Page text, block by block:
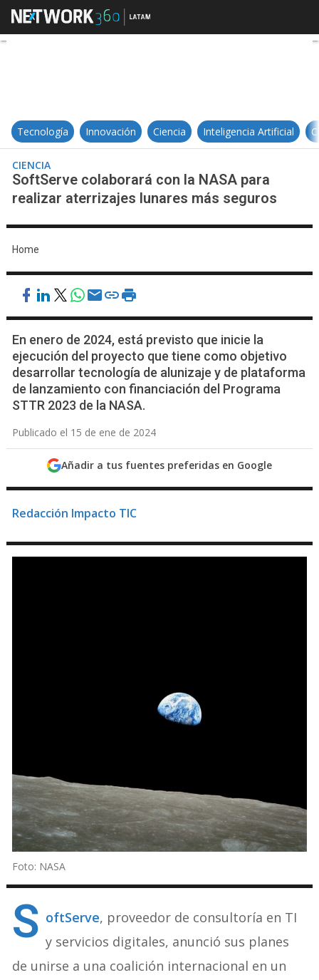
SoftServe colaborará con la
Tecnología Innovación Ciencia Inteligencia Artificial
CIENCIA
SoftServe colaborará con la NASA para
realizar aterrizajes lunares más seguros
Home
En enero de 2024, está previsto que inicie la
ejecución del proyecto que tiene como objetivo
desarrollar tecnología de alunizaje y de plataforma
de lanzamiento con financiación del Programa
STTR 2023 de la NASA.
Publicado el 15 de ene de 2024
Añadir a tus fuentes preferidas en Google
Redacción Impacto TIC
Foto: NASA
S oftServe, proveedor de consultoría en TI
y servicios digitales, anunció sus planes
de unirse a una coalición internacional en un